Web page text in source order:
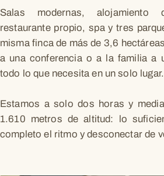
Salas modernas, alojamiento
restaurante propio, spa y tres
misma finca de más de 3,6
a una conferencia o a la familia a
todo lo que necesita en un solo lugar.
Estamos a solo dos horas y
1.610 metros de altitud: lo
completo el ritmo y desconectar de